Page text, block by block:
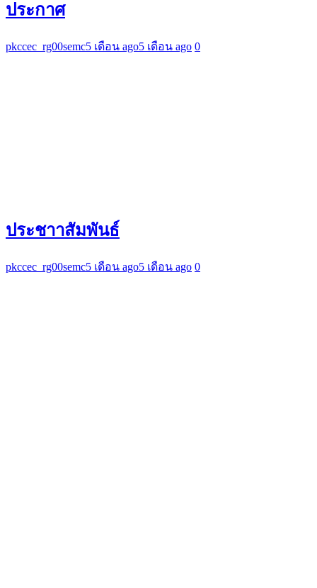
ประกาศ
pkccec_rg00semc5 เดือน ago5 เดือน ago 0
ประชาาสัมพันธ์
pkccec_rg00semc5 เดือน ago5 เดือน ago 0